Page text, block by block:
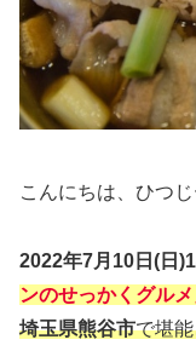
こんにちは、ひつじ
2022年7月10日(日
ンのせっかくグルメ
埼玉県熊谷市で堪